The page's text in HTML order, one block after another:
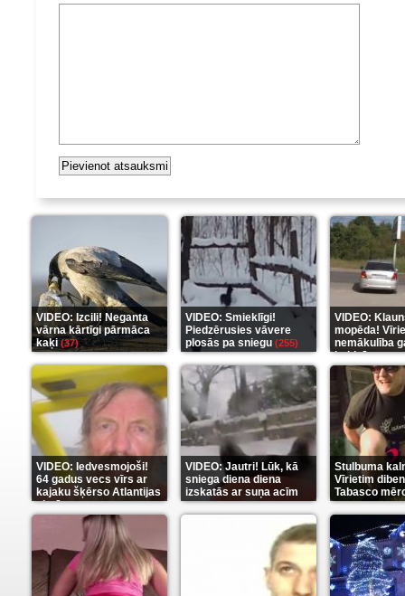
VIDEO: Izcili! Neganta
vārna kārtīgi pārmāca
kaķi(37)
VIDEO: Smieklīgi!
Piedzērusies vāvere
plosās pa sniegu (255)
VIDEO:
mopēda!
nemākulība
beidzās ar
(289)
VIDEO: Iedvesmojoši!
64 gadus vecs vīrs ar
kajaku šķērso Atlantijas
okeānu(5)
VIDEO: Jautri! Lūk, kā
sniega diena diena
izskatās ar suņa acīm
(6)
Stulbuma
Vīrietim
Tabasco
(7)